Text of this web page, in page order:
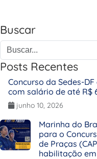
Buscar
Posts Recentes
Concurso da Sedes-
com salário de até R$
junho 10, 2026
Marinha do
para o
de Praças
habilitação